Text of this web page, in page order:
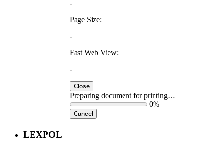
-
Page Size:
-
Fast Web View:
-
Close
Preparing document for printing…
0%
Cancel
LEXPOL